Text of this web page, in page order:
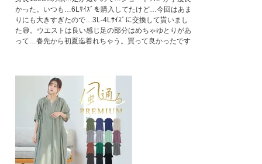
かった。いつも…6Lｻｲｽﾞを購入してたけど…今回はあま
りにも大きすぎたので…3L-4Lｻｲｽﾞに交換して貰いまし
た😅。ウエストは良い感じ足の部分はめちゃゆとりがあ
って…春先から初夏迄着れちゃう。買って良かったです